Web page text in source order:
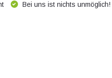
Bei uns ist nichts unmöglich!